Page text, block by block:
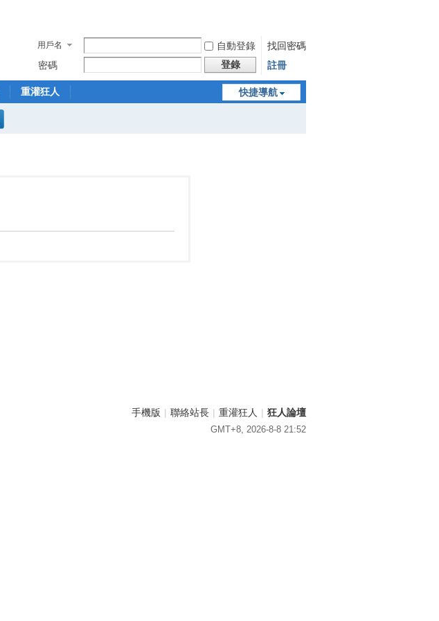
用戶名 自動登錄
找回密碼
密碼
登錄 註冊
快捷導航
重灌狂人
手機版 | 聯絡站長 | 重灌狂人 | 狂人論壇
GMT+8, 2026-8-8 21:52